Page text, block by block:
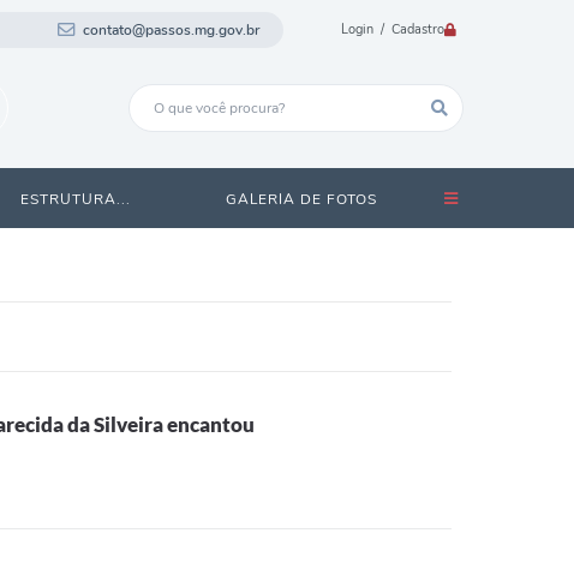
Login / Cadastro
contato@passos.mg.gov.br
ESTRUTURA... GALERIA DE FOTOS
da Silveira encantou